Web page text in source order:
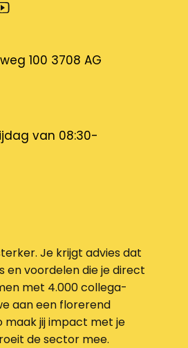
100 3708 AG
van 08:30-
Je krijgt advies dat
en voordelen die je direct
met 4.000 collega-
aan een florerend
maak jij impact met je
de sector mee.